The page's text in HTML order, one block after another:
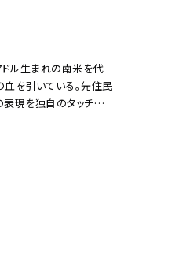
ドル生まれの南米を代
を引いている。先住民
表現を独自のタッチで